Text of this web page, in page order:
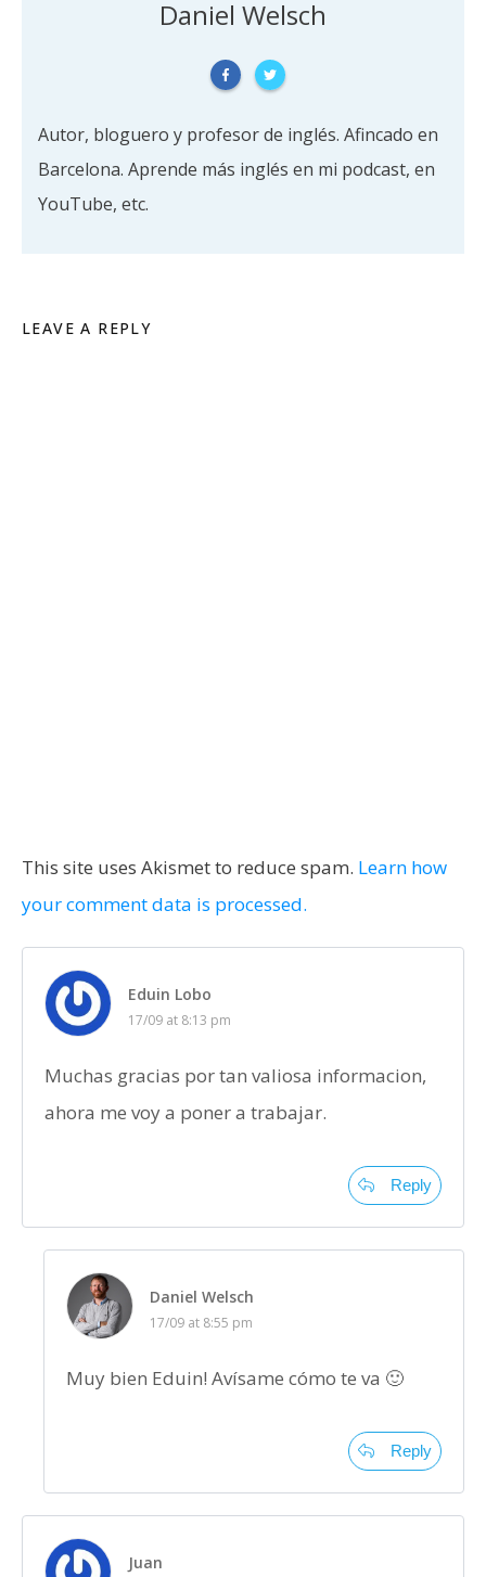
Daniel Welsch
Autor, bloguero y profesor de inglés. Afincado en
Barcelona. Aprende más inglés en mi podcast, en
YouTube, etc.
LEAVE A REPLY
This site uses Akismet to reduce spam. Learn how
your comment data is processed.
Eduin Lobo
17/09 at 8:13 pm
Muchas gracias por tan valiosa informacion,
ahora me voy a poner a trabajar.
Reply
Daniel Welsch
17/09 at 8:55 pm
Muy bien Eduin! Avísame cómo te va 🙂
Reply
Juan